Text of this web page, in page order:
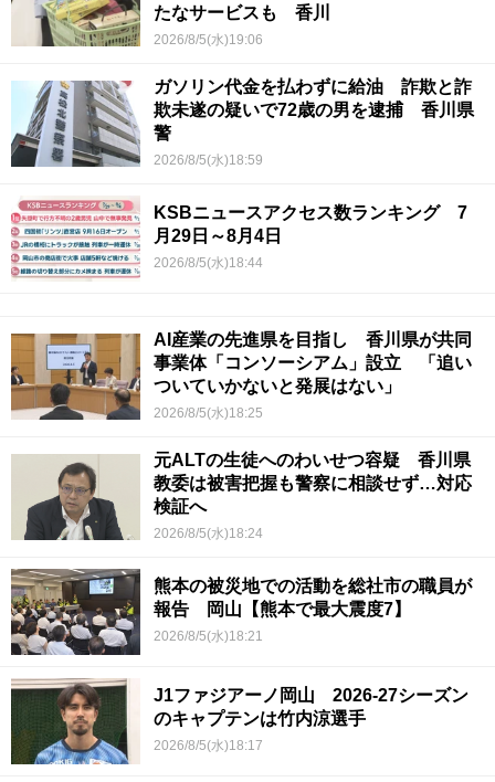
たなサービスも 香川
2026/8/5(水)19:06
ガソリン代金を払わずに給油 詐欺と詐
欺未遂の疑いで72歳の男を逮捕 香川県
警
2026/8/5(水)18:59
KSBニュースアクセス数ランキング 7
月29日～8月4日
2026/8/5(水)18:44
AI産業の先進県を目指し 香川県が共同
事業体「コンソーシアム」設立 「追い
ついていかないと発展はない」
2026/8/5(水)18:25
元ALTの生徒へのわいせつ容疑 香川県
教委は被害把握も警察に相談せず…対応
検証へ
2026/8/5(水)18:24
熊本の被災地での活動を総社市の職員が
報告 岡山【熊本で最大震度7】
2026/8/5(水)18:21
J1ファジアーノ岡山 2026-27シーズン
のキャプテンは竹内涼選手
2026/8/5(水)18:17